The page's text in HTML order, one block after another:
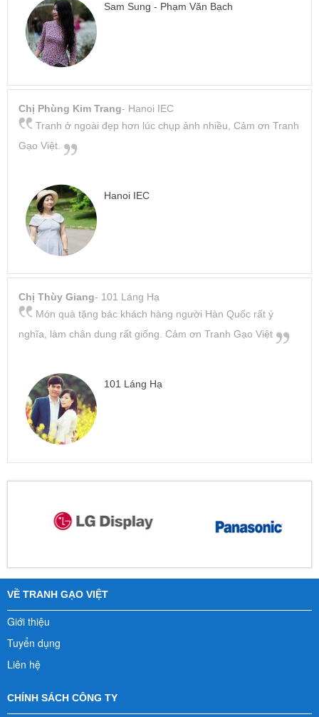
Sam Sung - Phạm Văn Bạch
Chị Phùng Kim Trang- Hanoi IEC
Tranh ở ngoài đẹp hơn lúc chụp ảnh nhiều, Cảm ơn Tranh
Gạo Việt.
Hanoi IEC
Chị Thùy Giang- 101 Láng Hạ
Món quà tặng bác khách hàng người Hàn Quốc rất ý
nghĩa, làm chân dung rất giống. Cảm ơn Tranh Gạo Việt
101 Láng Hạ
VỀ TRANH GẠO VIỆT
Giới thiệu
Tuyển dụng
Liên hệ
CHÍNH SÁCH CÔNG TY